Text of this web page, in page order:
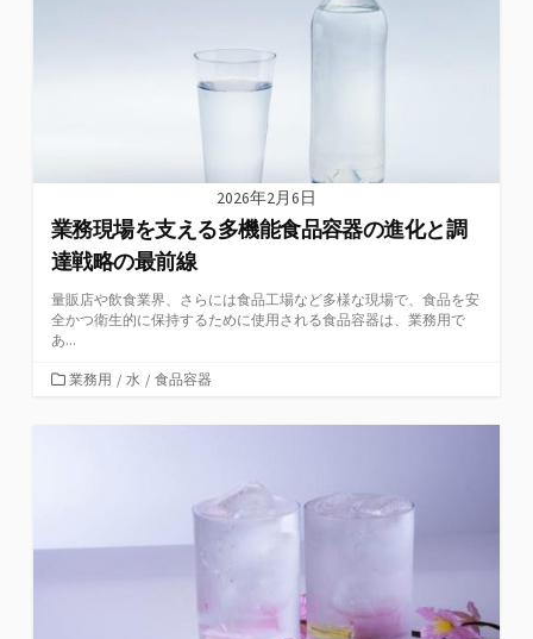
2026年2月6日
業務現場を支える多機能食品容器の進化と調
達戦略の最前線
量販店や飲食業界、さらには食品工場など多様な現場で、食品を安
全かつ衛生的に保持するために使用される食品容器は、業務用で
あ...
カ業務用 / 水 / 食品容器